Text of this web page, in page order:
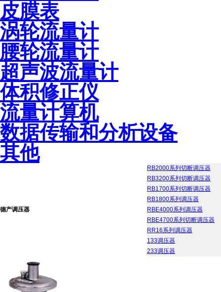
皮膜表
涡轮流量计
腰轮流量计
超声波流量计
体积修正仪
流量计算机
数据传输和分析设备
其他
德产调压器
RB2000系列切断调压器
RB3200系列切断调压器
RB1700系列切断调压器
RB1800系列调压器
RBE4000系列调压器
RBE4700系列切断调压器
RR16系列调压器
133调压器
233调压器